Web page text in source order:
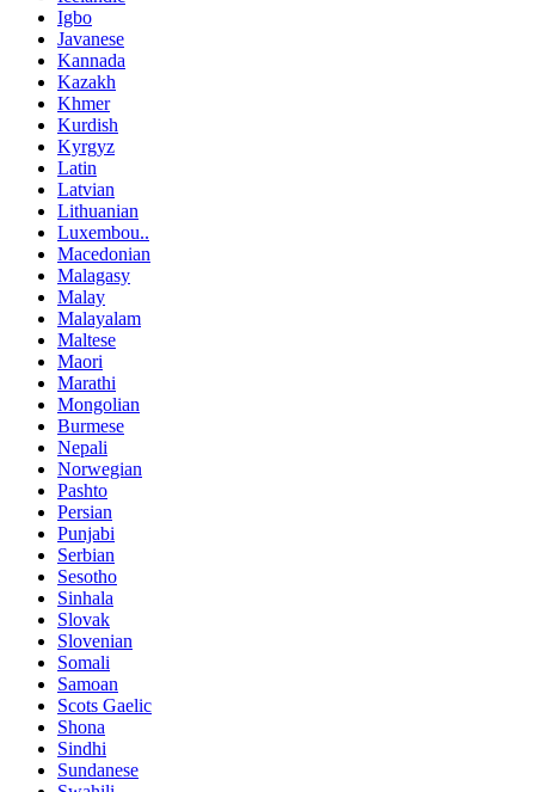
Igbo
Javanese
Kannada
Kazakh
Khmer
Kurdish
Kyrgyz
Latin
Latvian
Lithuanian
Luxembou..
Macedonian
Malagasy
Malay
Malayalam
Maltese
Maori
Marathi
Mongolian
Burmese
Nepali
Norwegian
Pashto
Persian
Punjabi
Serbian
Sesotho
Sinhala
Slovak
Slovenian
Somali
Samoan
Scots Gaelic
Shona
Sindhi
Sundanese